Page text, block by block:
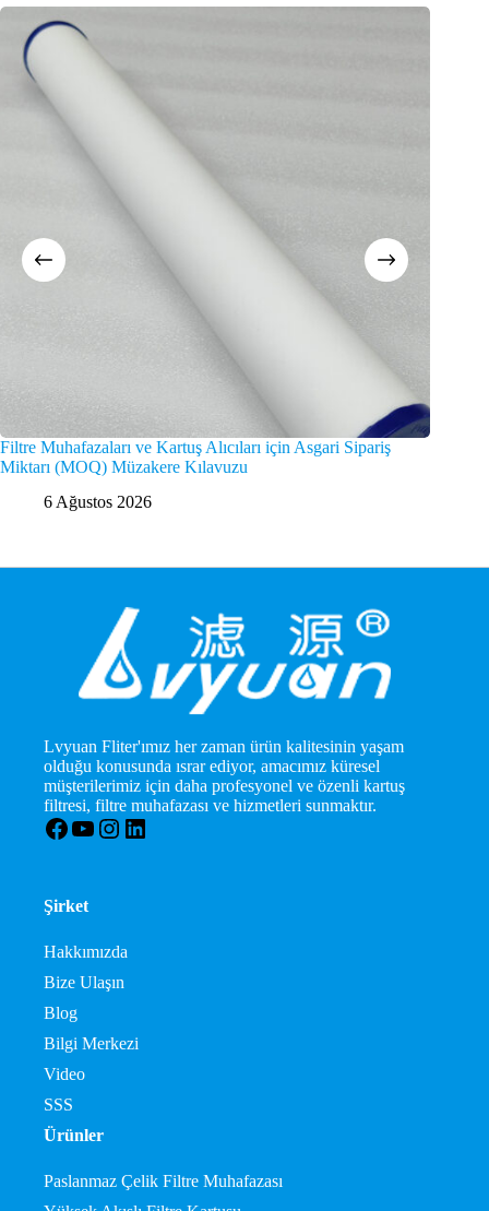
Filtre Muhafazaları ve Kartuş Alıcıları için Asgari Sipariş
Miktarı (MOQ) Müzakere Kılavuzu
6 Ağustos 2026
Lvyuan Fliter'ımız her zaman ürün kalitesinin yaşam
olduğu konusunda ısrar ediyor, amacımız küresel
müşterilerimiz için daha profesyonel ve özenli kartuş
filtresi, filtre muhafazası ve hizmetleri sunmaktır.
Facebook
YouTube
Instagram
LinkedIn
Şirket
Hakkımızda
Bize Ulaşın
Blog
Bilgi Merkezi
Video
SSS
Ürünler
Paslanmaz Çelik Filtre Muhafazası